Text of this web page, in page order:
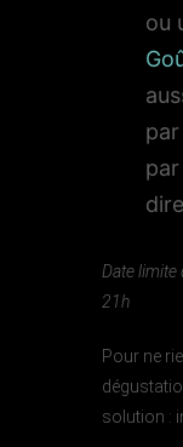
ou
Date limite
21h
Pour ne
solution :